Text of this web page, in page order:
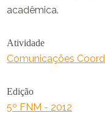
acadêmica.
Atividade
Comunicações
Edição
5º FNM - 2012